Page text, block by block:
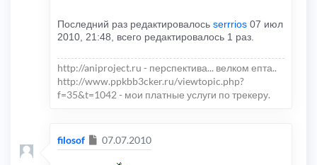
Последний раз редактировалось serrrios 07 июл
2010, 21:48, всего редактировалось 1 раз.
http://aniproject.ru - перспектива... велком епта..
http://www.ppkbb3cker.ru/viewtopic.php?
f=35&t=1042 - мои платные услуги по трекеру.
filosof Сообщение
07.07.2010